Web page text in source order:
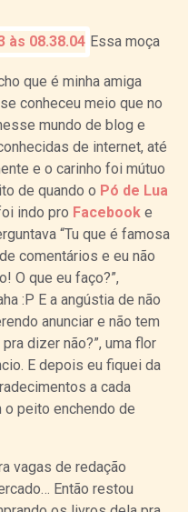
Essa moça
que é minha amiga
conheceu meio que no
mundo de blog e
de internet, até
e o carinho foi mútuo
de quando o Pó de Lua
indo pro Facebooke
“Tu que é famosa
comentários e eu não
O que eu faço?”,
:P E a angústia de não
anunciar e não tem
dizer não?”, uma flor
E depois eu fiquei da
a cada
peito enchendo de
vagas de redação
Então restou